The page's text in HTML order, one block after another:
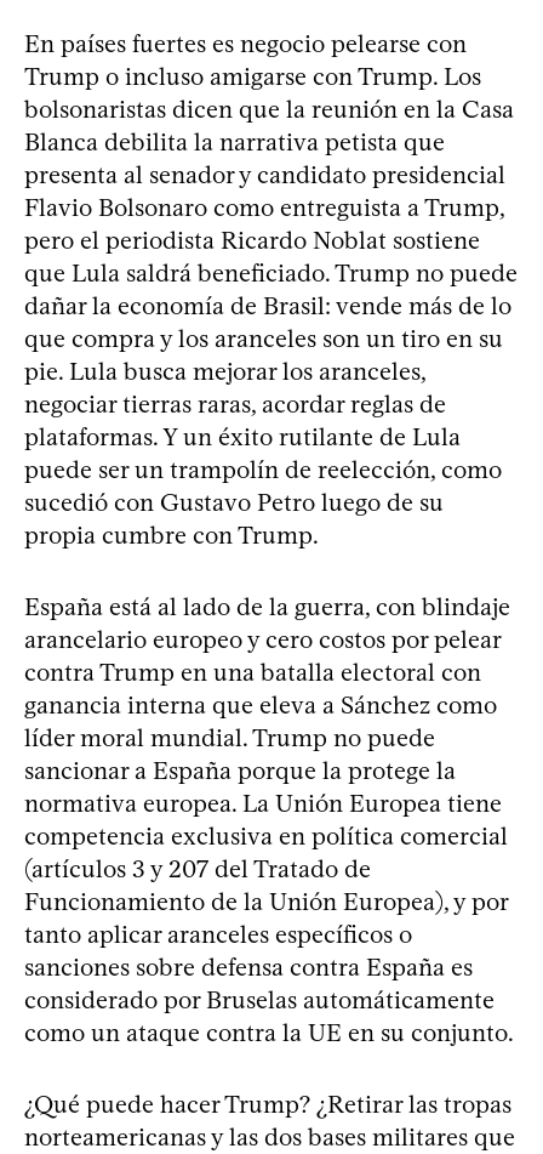
En países fuertes es negocio pelearse con
Trump o incluso amigarse con Trump. Los
bolsonaristas dicen que la reunión en la Casa
Blanca debilita la narrativa petista que
presenta al senador y candidato presidencial
Flavio Bolsonaro como entreguista a Trump,
pero el periodista Ricardo Noblat sostiene
que Lula saldrá beneficiado. Trump no puede
dañar la economía de Brasil: vende más de lo
que compra y los aranceles son un tiro en su
pie. Lula busca mejorar los aranceles,
negociar tierras raras, acordar reglas de
plataformas. Y un éxito rutilante de Lula
puede ser un trampolín de reelección, como
sucedió con Gustavo Petro luego de su
propia cumbre con Trump.
España está al lado de la guerra, con blindaje
arancelario europeo y cero costos por pelear
contra Trump en una batalla electoral con
ganancia interna que eleva a Sánchez como
líder moral mundial. Trump no puede
sancionar a España porque la protege la
normativa europea. La Unión Europea tiene
competencia exclusiva en política comercial
(artículos 3 y 207 del Tratado de
Funcionamiento de la Unión Europea), y por
tanto aplicar aranceles específicos o
sanciones sobre defensa contra España es
considerado por Bruselas automáticamente
como un ataque contra la UE en su conjunto.
¿Qué puede hacer Trump? ¿Retirar las tropas
norteamericanas y las dos bases militares que